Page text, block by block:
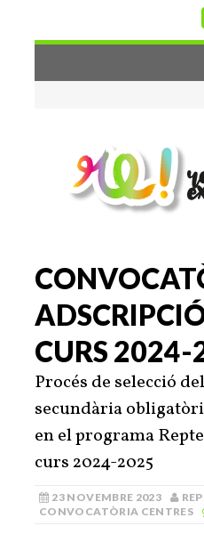
CURS 2024-
Procés de selecció
secundària
en el programa
curs 2024-2025
23 NOVEMBRE 2023
CONVOCATÒRIA CENTRES